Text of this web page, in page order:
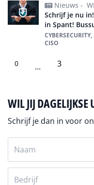
Nieuws -
Schrijf je nu
in Spant!
CISO
0 ... 3
WIL JIJ DAGELIJKSE
Schrijf je dan in voor